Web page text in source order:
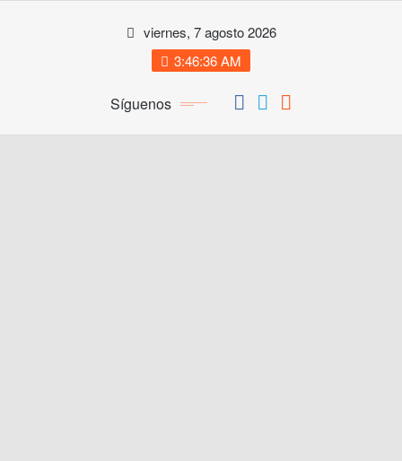
viernes, 7 agosto 2026
3:46:37 AM
Síguenos